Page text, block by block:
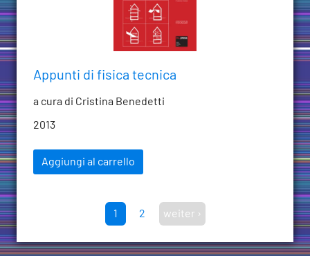
Appunti di fisica tecnica
a cura di Cristina Benedetti
2013
Aggiungi al carrello
1 2 weiter ›